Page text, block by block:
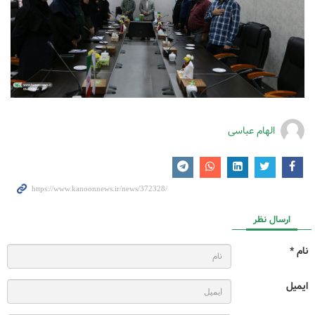
الهام عباسی
ارسال نظر
نام *
ایمیل